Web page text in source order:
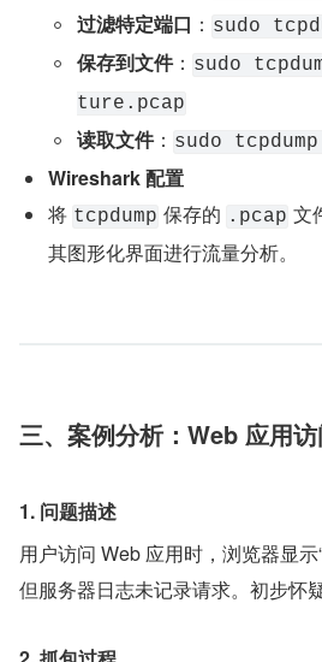
过滤特定端口 ： sudo
保存到文件： sudo
ture.pcap
读取文件： sudo
Wireshark 配置
将 tcpdump 保存的 .pcap 文
其图形化界面进行流量分析。
三、案例分析：Web 应用
1. 问题描述
用户访问 Web 应用时，浏览器显示
但服务器日志未记录请求。初步怀